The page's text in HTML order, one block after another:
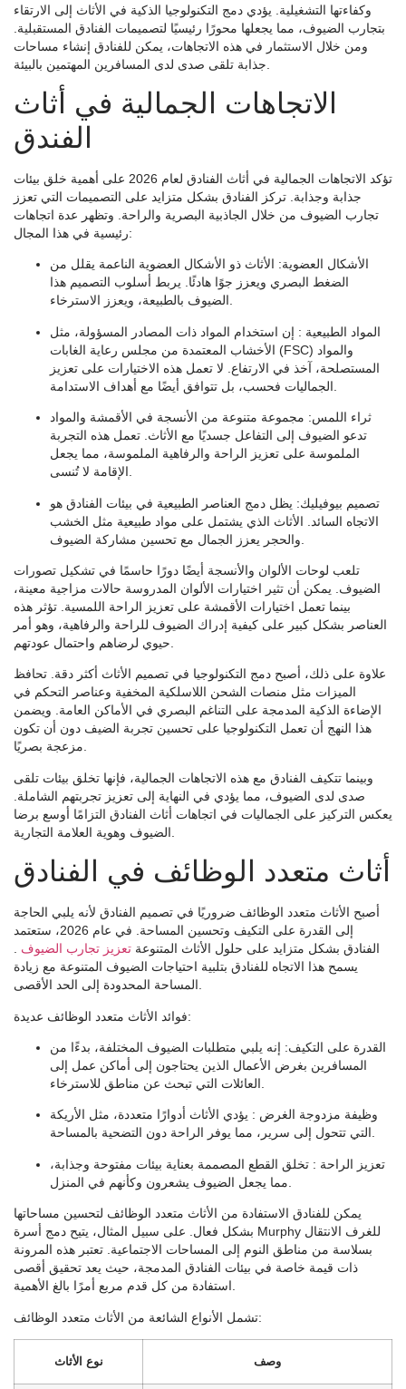
وكفاءتها التشغيلية. يؤدي دمج التكنولوجيا الذكية في الأثاث إلى الارتقاء
بتجارب الضيوف، مما يجعلها محورًا رئيسيًا لتصميمات الفنادق المستقبلية.
ومن خلال الاستثمار في هذه الاتجاهات، يمكن للفنادق إنشاء مساحات
الاتجاهات الجمالية في أثاث
الفندق
تؤكد الاتجاهات الجمالية في أثاث الفنادق لعام 2026 على أهمية خلق بيئات
جذابة وجذابة. تركز الفنادق بشكل متزايد على التصميمات التي تعزز
تجارب الضيوف من خلال الجاذبية البصرية والراحة. وتظهر عدة اتجاهات
رئيسية في هذا المجال:
الأشكال العضوية: الأثاث ذو الأشكال العضوية الناعمة يقلل من
الضغط البصري ويعزز جوًا هادئًا. يربط أسلوب التصميم هذا
الضيوف بالطبيعة، ويعزز الاسترخاء.
المواد الطبيعية : إن استخدام المواد ذات المصادر المسؤولة، مثل
الأخشاب المعتمدة من مجلس رعاية الغابات (FSC) والمواد
المستصلحة، آخذ في الارتفاع. لا تعمل هذه الاختيارات على تعزيز
ثراء اللمس: مجموعة متنوعة من الأنسجة في الأقمشة والمواد
تدعو الضيوف إلى التفاعل جسديًا مع الأثاث. تعمل هذه التجربة
الملموسة على تعزيز الراحة والرفاهية الملموسة، مما يجعل
الإقامة لا تُنسى.
تصميم بيوفيليك: يظل دمج العناصر الطبيعية في بيئات الفنادق هو
الاتجاه السائد. الأثاث الذي يشتمل على مواد طبيعية مثل الخشب
تلعب لوحات الألوان والأنسجة أيضًا دورًا حاسمًا في تشكيل تصورات
الضيوف. يمكن أن تثير اختيارات الألوان المدروسة حالات مزاجية معينة،
بينما تعمل اختيارات الأقمشة على تعزيز الراحة اللمسية. تؤثر هذه
العناصر بشكل كبير على كيفية إدراك الضيوف للراحة والرفاهية، وهو أمر
علاوة على ذلك، أصبح دمج التكنولوجيا في تصميم الأثاث أكثر دقة. تحافظ
الميزات مثل منصات الشحن اللاسلكية المخفية وعناصر التحكم في
الإضاءة الذكية المدمجة على التناغم البصري في الأماكن العامة. ويضمن
هذا النهج أن تعمل التكنولوجيا على تحسين تجربة الضيف دون أن تكون
مزعجة بصريًا.
وبينما تتكيف الفنادق مع هذه الاتجاهات الجمالية، فإنها تخلق بيئات تلقى
صدى لدى الضيوف، مما يؤدي في النهاية إلى تعزيز تجربتهم الشاملة.
يعكس التركيز على الجماليات في اتجاهات أثاث الفنادق التزامًا أوسع برضا
أثاث متعدد الوظائف في الفنادق
أصبح الأثاث متعدد الوظائف ضروريًا في تصميم الفنادق لأنه يلبي الحاجة
إلى القدرة على التكيف وتحسين المساحة. في عام 2026، ستعتمد
الفنادق بشكل متزايد على حلول الأثاث المتنوعة تعزيز تجارب الضيوف .
يسمح هذا الاتجاه للفنادق بتلبية احتياجات الضيوف المتنوعة مع زيادة
المساحة المحدودة إلى الحد الأقصى.
فوائد الأثاث متعدد الوظائف عديدة:
القدرة على التكيف: إنه يلبي متطلبات الضيوف المختلفة، بدءًا من
المسافرين بغرض الأعمال الذين يحتاجون إلى أماكن عمل إلى
وظيفة مزدوجة الغرض : يؤدي الأثاث أدوارًا متعددة، مثل الأريكة
التي تتحول إلى سرير، مما يوفر الراحة دون التضحية بالمساحة.
تعزيز الراحة : تخلق القطع المصممة بعناية بيئات مفتوحة وجذابة،
يمكن للفنادق الاستفادة من الأثاث متعدد الوظائف لتحسين مساحاتها
بشكل فعال. على سبيل المثال، يتيح دمج أسرة Murphy للغرف الانتقال
بسلاسة من مناطق النوم إلى المساحات الاجتماعية. تعتبر هذه المرونة
ذات قيمة خاصة في بيئات الفنادق المدمجة، حيث يعد تحقيق أقصى
تشمل الأنواع الشائعة من الأثاث متعدد الوظائف:
نوع الأثاث وصف